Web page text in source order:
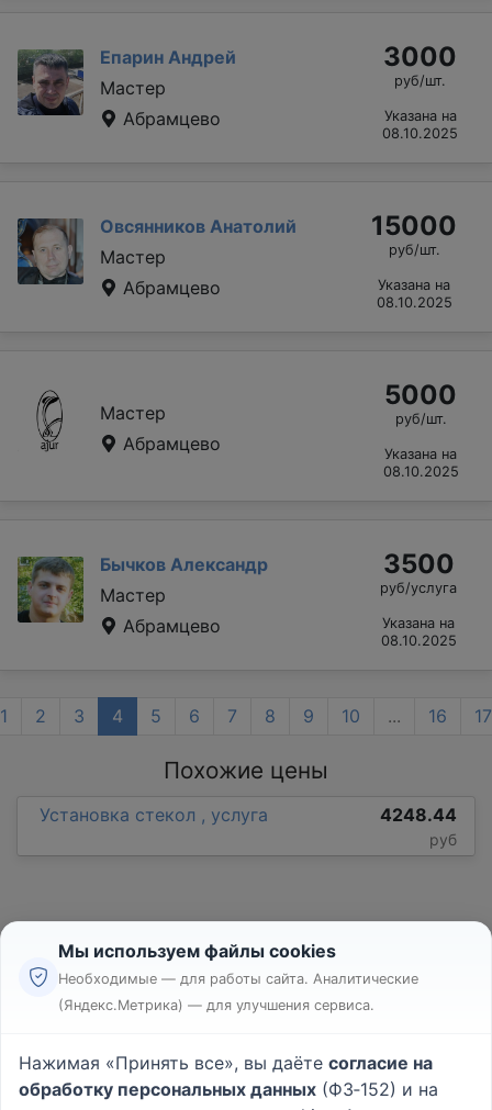
Епарин Андрей
Мастер
Абрамцево
3000
руб/шт.
Указана на
08.10.2025
Овсянников Анатолий
Мастер
Абрамцево
15000
руб/шт.
Указана на
08.10.2025
Мастер
Абрамцево
5000
руб/шт.
Указана на
08.10.2025
Бычков Александр
Мастер
Абрамцево
3500
руб/услуга
Указана на
08.10.2025
1 2 3 4 5 6 7 8 9 10 ... 16 17
Похожие цены
Установка стекол , услуга 4248.44
руб
Реклама
Пользовательское соглашение
Политика конфиденциальности
Мы используем файлы cookies
Необходимые — для работы сайта. Аналитические
(Яндекс.Метрика) — для улучшения сервиса.
Нажимая «Принять все», вы даёте согласие на
обработку персональных данных (ФЗ‑152) и на